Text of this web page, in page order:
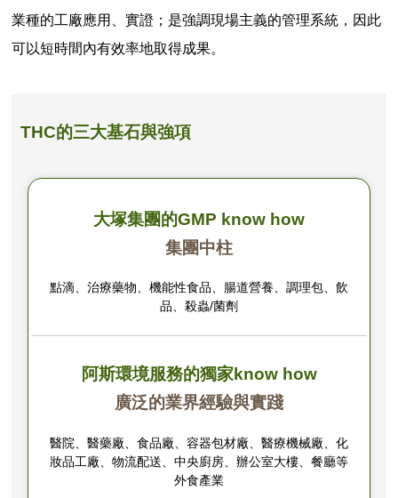
業種的工廠應用、實證；是強調現場主義的管理系統，因此
可以短時間內有效率地取得成果。
THC的三大基石與強項
大塚集團的GMP know how
集團中柱
點滴、治療藥物、機能性食品、腸道營養、調理包、飲
品、殺蟲/菌劑
阿斯環境服務的獨家know how
廣泛的業界經驗與實踐
醫院、醫藥廠、食品廠、容器包材廠、醫療機械廠、化
妝品工廠、物流配送、中央廚房、辦公室大樓、餐廳等
外食產業